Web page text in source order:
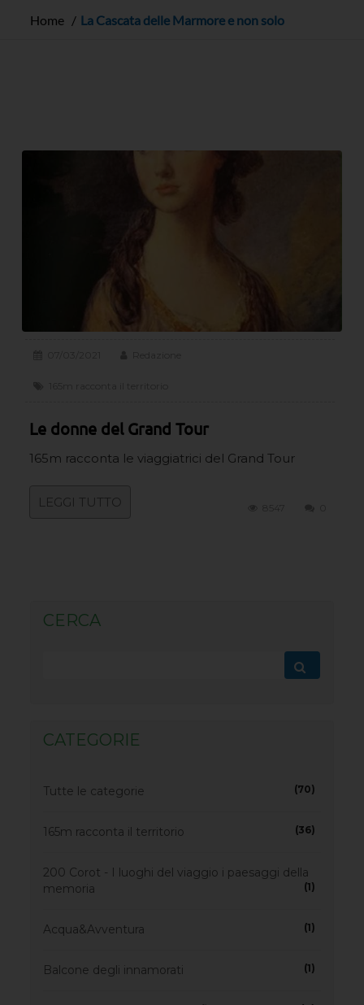
Home La Cascata delle Marmore e non solo
Le donne del Grand Tour
165m racconta le viaggiatrici del Grand Tour
LEGGI TUTTO
CERCA
CATEGORIE
Tutte le categorie (70)
165m racconta il territorio (36)
200 Corot - I luoghi del viaggio i paesaggi della
memoria
(1)
Acqua&Avventura (1)
Balcone degli innamorati (1)